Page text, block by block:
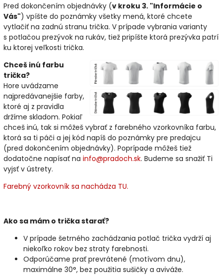
Pred dokončením objednávky (v kroku 3. "Informácie o
Vás") vpíšte do poznámky všetky mená, ktoré chcete
vytlačiť na zadnú stranu trička. V prípade vybrania varianty
s potlačou prezývok na rukáv, tiež pripíšte ktorá prezývka patrí
ku ktorej veľkosti trička.
Chceš inú farbu
trička?
Hore uvádzame
najpredávanejšie farby,
ktoré aj z pravidla
držíme skladom. Pokiaľ
chceš inú, tak si môžeš vybrať z farebného vzorkovníka farbu,
ktorá sa ti páči a jej kód napíš do poznámky pre predajcu
(pred dokončením objednávky). Poprípade môžeš tiež
dodatočne napísať na info@pradoch.sk. Budeme sa snažiť Ti
vyjsť v ústrety.
Farebný vzorkovník sa nachádza TU.
Ako sa mám o trička starať?
V prípade šetrného zachádzania potlač trička vydrží aj
niekoľko rokov bez straty farebnosti.
Odporúčame prať prevrátené (motívom dnu),
maximálne 30°, bez použitia sušičky a aviváže.